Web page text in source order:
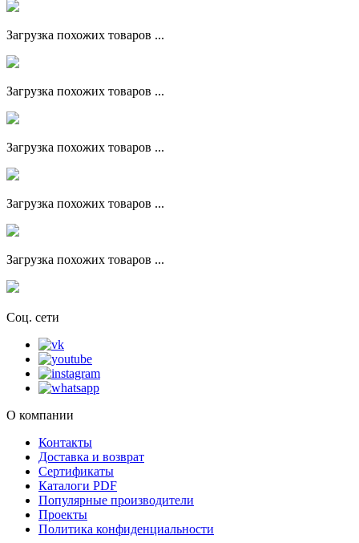
Загрузка похожих товаров ...
Загрузка похожих товаров ...
Загрузка похожих товаров ...
Загрузка похожих товаров ...
Загрузка похожих товаров ...
Соц. сети
О компании
Контакты
Доставка и возврат
Сертификаты
Каталоги PDF
Популярные производители
Проекты
Политика конфиденциальности